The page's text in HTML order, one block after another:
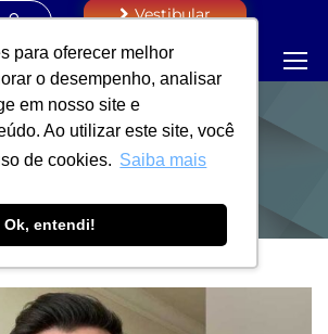
para oferecer melhor
o desempenho, analisar
em nosso site e
Ao utilizar este site, você
de cookies. Saiba mais
Ok, entendi!
Vestibular